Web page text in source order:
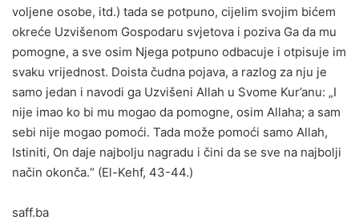
voljene osobe, itd.) tada se potpuno, cijelim svojim bićem
okreće Uzvišenom Gospodaru svjetova i poziva Ga da mu
pomogne, a sve osim Njega potpuno odbacuje i otpisuje im
svaku vrijednost. Doista čudna pojava, a razlog za nju je
samo jedan i navodi ga Uzvišeni Allah u Svome Kur’anu: „I
nije imao ko bi mu mogao da pomogne, osim Allaha; a sam
sebi nije mogao pomoći. Tada može pomoći samo Allah,
Istiniti, On daje najbolju nagradu i čini da se sve na najbolji
način okonča.“ (El-Kehf, 43-44.)
saff.ba